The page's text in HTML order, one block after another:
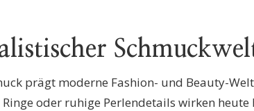
prägt moderne Fashion- und Beauty-
oder ruhige Perlendetails wirken heute